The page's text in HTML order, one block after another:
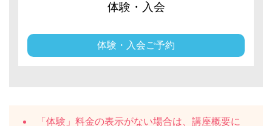
体験・入会
体験・入会ご予約
「体験」料金の表示がない場合は、講座概要に